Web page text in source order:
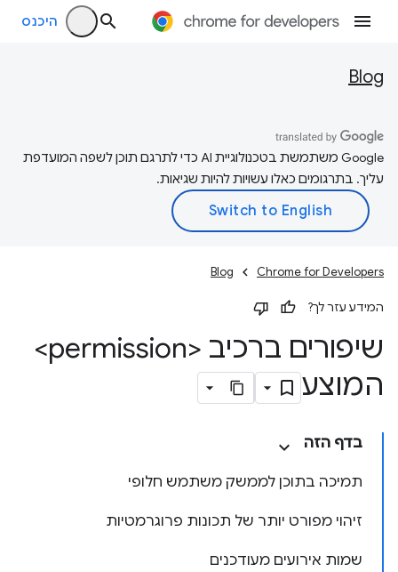
היכנס
Blog
‫Google משתמשת בטכנולוגיית AI כדי לתרגם תוכן לשפה המועדפת
עליך. בתרגומים כאלו עשויות להיות שגיאות.
Chrome for Developers
Blog
המידע עזר לך?
שיפורים ברכיב <permission>
המוצע
בדף הזה
תמיכה בתוכן לממשק משתמש חלופי
זיהוי מפורט יותר של תכונות פרוגרמטיות
שמות אירועים מעודכנים